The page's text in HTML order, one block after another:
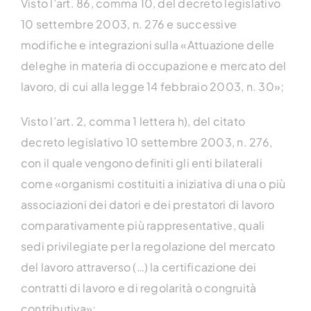
Visto l’art. 86, comma 10, del decreto legislativo
10 settembre 2003, n. 276 e successive
modifiche e integrazioni sulla «Attuazione delle
deleghe in materia di occupazione e mercato del
lavoro, di cui alla legge 14 febbraio 2003, n. 30»;
Visto l’art. 2, comma 1 lettera h), del citato
decreto legislativo 10 settembre 2003, n. 276,
con il quale vengono definiti gli enti bilaterali
come «organismi costituiti a iniziativa di una o più
associazioni dei datori e dei prestatori di lavoro
comparativamente più rappresentative, quali
sedi privilegiate per la regolazione del mercato
del lavoro attraverso (…) la certificazione dei
contratti di lavoro e di regolarità o congruità